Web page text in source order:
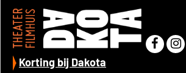
Korting bij Dakota